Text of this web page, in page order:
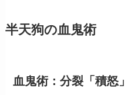
半天狗の血鬼術
血鬼術：分裂「積怒」